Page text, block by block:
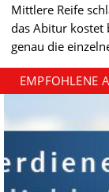
Mittlere Reife
das Abitur kostet
genau die
EMPFOHLENE